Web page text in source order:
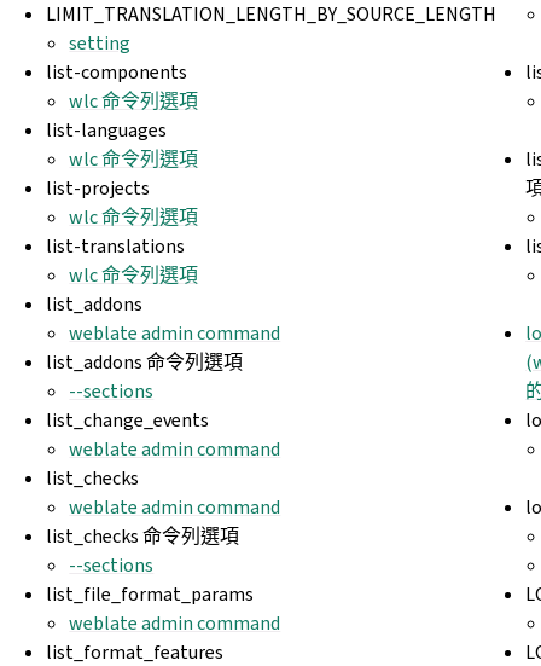
LIMIT_TRANSLATION_LENGTH_BY_SOURCE_LENGTH
setting
list-components
wlc 命令列選項
list-languages
wlc 命令列選項
list-projects
wlc 命令列選項
list-translations
wlc 命令列選項
list_addons
weblate admin command
list_addons 命令列選項
--sections
list_change_events
weblate admin command
list_checks
weblate admin command
list_checks 命令列選項
--sections
list_file_format_params
weblate admin command
list_format_features